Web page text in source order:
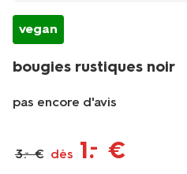
vegan
bougies rustiques noir
pas encore d'avis
deco/deco/bougies/grosses-
3.– € dès 1.– €